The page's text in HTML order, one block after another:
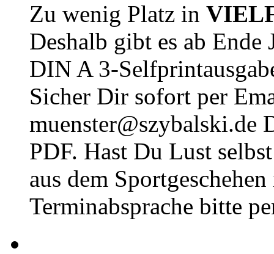
Zu wenig Platz in
Deshalb gibt es ab Ende
DIN A 3-
Sicher Dir sofort per
muenster@szybalski.de
PDF. Hast Du Lust
aus dem
Terminabsprache bitte